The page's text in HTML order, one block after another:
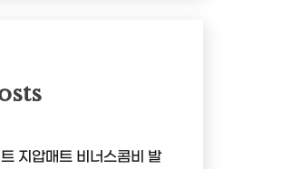
지압매트 비너스콤비 발